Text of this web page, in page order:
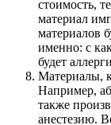
стоимость,
материал
материалов
именно: с
будет
Материалы,
Например,
также
анестезию.